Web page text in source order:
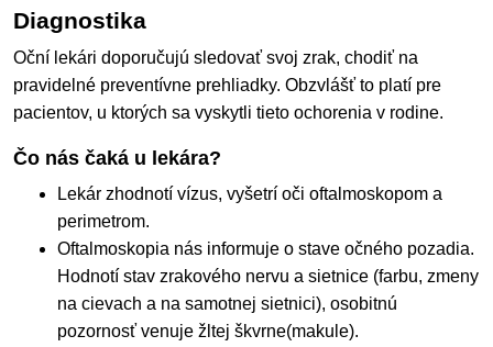
Diagnostika
Oční lekári doporučujú sledovať svoj zrak, chodiť na
pravidelné preventívne prehliadky. Obzvlášť to platí pre
pacientov, u ktorých sa vyskytli tieto ochorenia v rodine.
Čo nás čaká u lekára?
Lekár zhodnotí vízus, vyšetrí oči oftalmoskopom a
perimetrom.
Oftalmoskopia nás informuje o stave očného pozadia.
Hodnotí stav zrakového nervu a sietnice (farbu, zmeny
na cievach a na samotnej sietnici), osobitnú
pozornosť venuje žltej škvrne(makule).